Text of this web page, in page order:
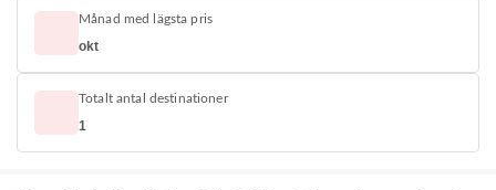
Månad med lägsta pris
okt
Totalt antal destinationer
1